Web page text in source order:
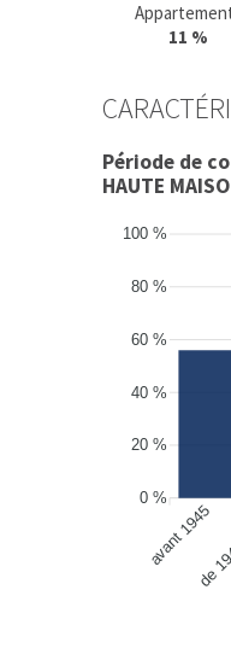
11 %
Période de
HAUTE
100 %
80 %
60 %
40 %
20 %
0 %
avant 1945
de